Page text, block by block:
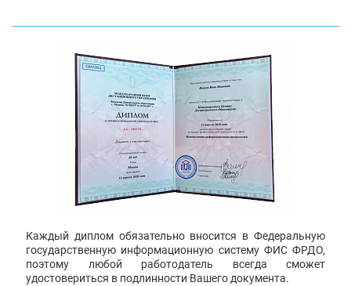
Каждый диплом обязательно вносится в Федеральную
государственную информационную систему ФИС ФРДО,
поэтому любой работодатель всегда сможет
удостовериться в подлинности Вашего документа.